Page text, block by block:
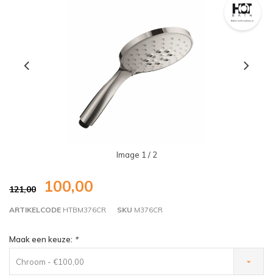
Image 1 / 2
121,00 100,00
ARTIKELCODE HTBM376CR SKU M376CR
Maak een keuze: *
Chroom - €100,00